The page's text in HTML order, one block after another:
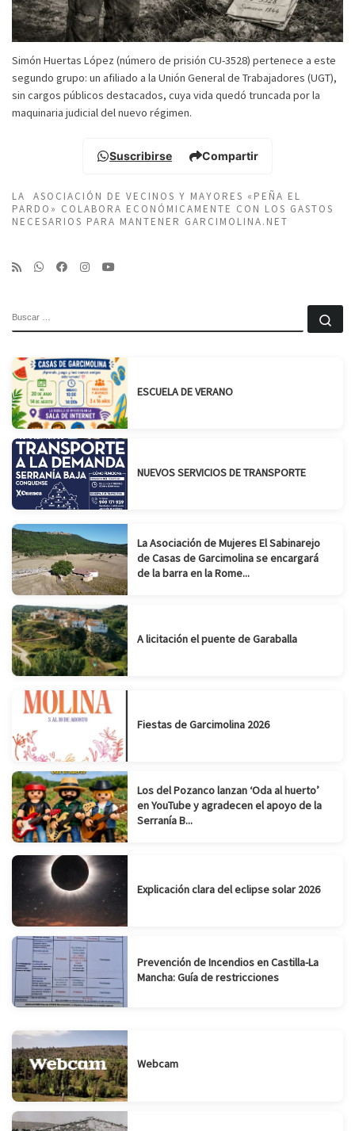
Simón Huertas López (número de prisión CU-3528) pertenece a este
segundo grupo: un afiliado a la Unión General de Trabajadores (UGT),
sin cargos públicos destacados, cuya vida quedó truncada por la
maquinaria judicial del nuevo régimen.
Suscribirse Compartir
LA ASOCIACIÓN DE VECINOS Y MAYORES «PEÑA EL
PARDO» COLABORA ECONÓMICAMENTE CON LOS GASTOS
NECESARIOS PARA MANTENER GARCIMOLINA.NET
ESCUELA DE VERANO
NUEVOS SERVICIOS DE TRANSPORTE
La Asociación de Mujeres El Sabinarejo
de Casas de Garcimolina se encargará
de la barra en la Rome...
A licitación el puente de Garaballa
Fiestas de Garcimolina 2026
Los del Pozanco lanzan ‘Oda al huerto’
en YouTube y agradecen el apoyo de la
Serranía B...
Explicación clara del eclipse solar 2026
Prevención de Incendios en Castilla-La
Mancha: Guía de restricciones
Webcam